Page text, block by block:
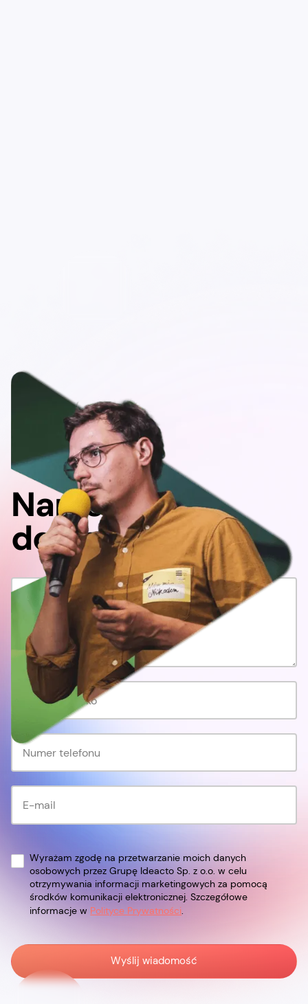
Napisz
do nas!
Wyrażam zgodę na przetwarzanie moich danych
osobowych przez Grupę Ideacto Sp. z o.o. w celu
otrzymywania informacji marketingowych za pomocą
środków komunikacji elektronicznej. Szczegółowe
informacje w Polityce Prywatności.